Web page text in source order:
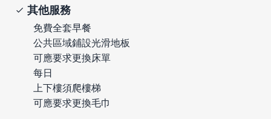
其他服務
免費全套早餐
公共區域鋪設光滑地板
可應要求更換床單
每日
上下樓須爬樓梯
可應要求更換毛巾